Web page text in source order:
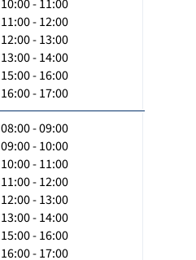
10:00 - 11:00
11:00 - 12:00
12:00 - 13:00
13:00 - 14:00
15:00 - 16:00
16:00 - 17:00
08:00 - 09:00
09:00 - 10:00
10:00 - 11:00
11:00 - 12:00
12:00 - 13:00
13:00 - 14:00
15:00 - 16:00
16:00 - 17:00